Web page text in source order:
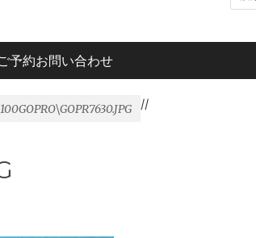
索:
予約お問い合わせ
//